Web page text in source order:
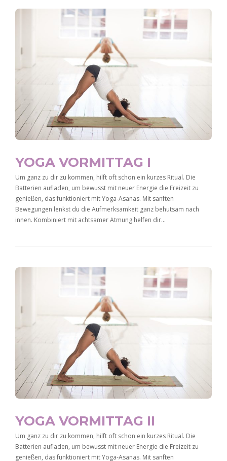
YOGA VORMITTAG I
Um ganz zu dir zu kommen, hilft oft schon ein kurzes Ritual. Die
Batterien aufladen, um bewusst mit neuer Energie die Freizeit zu
genießen, das funktioniert mit Yoga-Asanas. Mit sanften
Bewegungen lenkst du die Aufmerksamkeit ganz behutsam nach
innen. Kombiniert mit achtsamer Atmung helfen dir…
YOGA VORMITTAG II
Um ganz zu dir zu kommen, hilft oft schon ein kurzes Ritual. Die
Batterien aufladen, um bewusst mit neuer Energie die Freizeit zu
genießen, das funktioniert mit Yoga-Asanas. Mit sanften